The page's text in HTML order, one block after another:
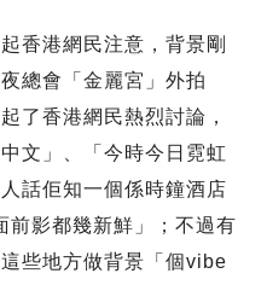
香港網民注意，背景剛
總會「金麗宮」外拍
了香港網民熱烈討論，
文」、「今時今日霓虹
話佢知一個係時鐘酒店
前影都幾新鮮」；不過有
些地方做背景「個vibe